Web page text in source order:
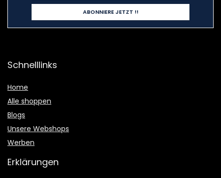
Schnelllinks
Home
Alle shoppen
Blogs
Unsere Webshops
Werben
Erklärungen